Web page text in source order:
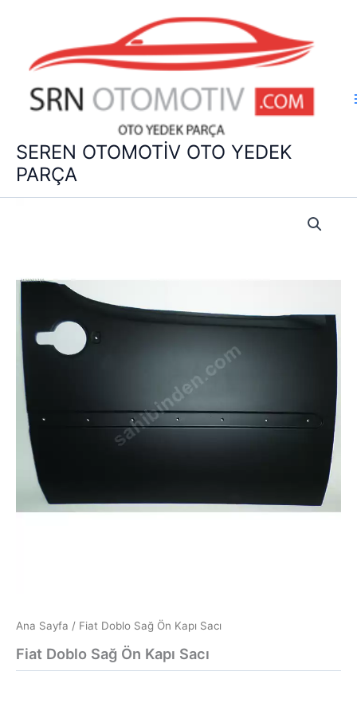
SEREN OTOMOTİV OTO YEDEK
PARÇA
Ana Sayfa / Fiat Doblo Sağ Ön Kapı Sacı
Fiat Doblo Sağ Ön Kapı Sacı